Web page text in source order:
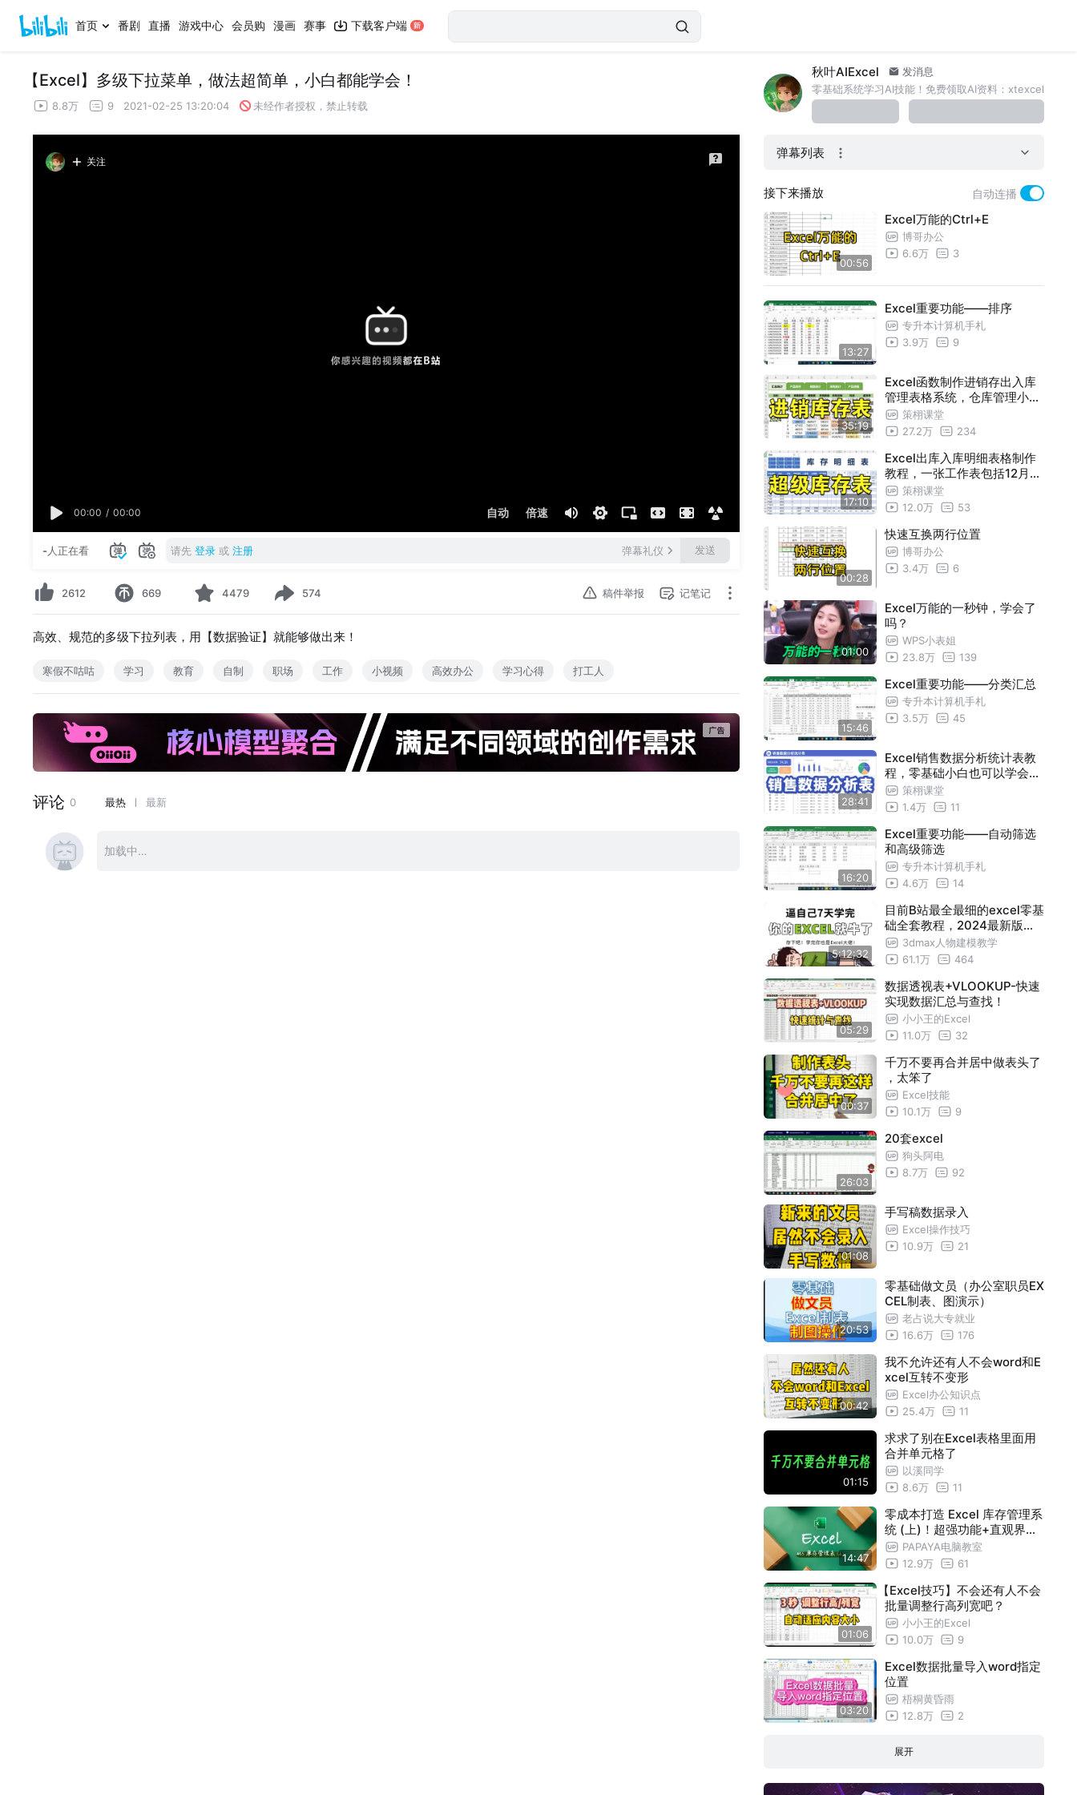
首页 番剧 直播 游戏中心 会员购 漫画 赛事 下载客户端
【Excel】多级下拉菜单，做法超简单，小白都能学会！
8.8万 9 2021-02-25 13:20:04 未经作者授权，禁止转载
关注
00:00 / 00:00 自动 倍速
-人正在看 请先 登录 或 注册 弹幕礼仪 发送
2612 669 4479 574 稿件举报 记笔记
高效、规范的多级下拉列表，用【数据验证】就能够做出来！
寒假不咕咕 学习 教育 自制 职场 工作 小视频 高效办公 学习心得 打工人
秋叶AIExcel
发消息
零基础系统学习AI技能！免费领取AI资料：xtexcel
弹幕列表
接下来播放 自动连播
00:56
Excel万能的Ctrl+E
博哥办公
6.6万
3
13:27
Excel重要功能——排序
专升本计算机手札
3.9万
9
35:19
Excel函数制作进销存出入库
管理表格系统，仓库管理小白
也可以学会的版本
策栩课堂
27.2万
234
17:10
Excel出库入库明细表格制作
教程，一张工作表包括12月份
的数据，职场仓管进销存管理
系统必备技能
策栩课堂
12.0万
53
00:28
快速互换两行位置
博哥办公
3.4万
6
01:00
Excel万能的一秒钟，学会了
吗？
WPS小表姐
23.8万
139
15:46
Excel重要功能——分类汇总
专升本计算机手札
3.5万
45
28:41
Excel销售数据分析统计表教
程，零基础小白也可以学会的
数据分析报表看板制作思路案
例
策栩课堂
1.4万
11
16:20
Excel重要功能——自动筛选
和高级筛选
专升本计算机手札
4.6万
14
5:12:32
目前B站最全最细的excel零基
础全套教程，2024最新版，
包含所有干货！七天就能从小
白到大神！少走99%的弯路！
3dmax人物建模教学
61.1万
464
05:29
数据透视表+VLOOKUP-快速
实现数据汇总与查找！
小小王的Excel
11.0万
32
00:37
千万不要再合并居中做表头了
，太笨了
Excel技能
10.1万
9
26:03
20套excel
狗头阿电
8.7万
92
01:08
手写稿数据录入
Excel操作技巧
10.9万
21
20:53
零基础做文员（办公室职员EX
CEL制表、图演示）
老占说大专就业
16.6万
176
00:42
我不允许还有人不会word和E
xcel互转不变形
Excel办公知识点
25.4万
11
01:15
求求了别在Excel表格里面用
合并单元格了
以溪同学
8.6万
11
14:47
零成本打造 Excel 库存管理系
统 (上)！超强功能+直观界面
- 让公司前辈吓到吃手手对你
甘拜下风 ~
PAPAYA电脑教室
12.9万
61
01:06
【Excel技巧】不会还有人不会
批量调整行高列宽吧？
小小王的Excel
10.0万
9
03:20
Excel数据批量导入word指定
位置
梧桐黄昏雨
12.8万
2
展开